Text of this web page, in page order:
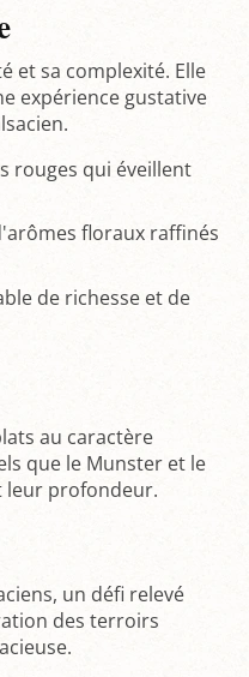
et sa complexité. Elle
expérience gustative
rouges qui éveillent
floraux raffinés
de richesse et de
au caractère
que le Munster et le
leur profondeur.
un défi relevé
des terroirs